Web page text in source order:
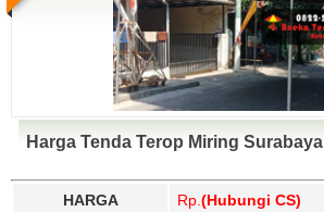
Harga Tenda Terop Miring Surabaya
HARGA Rp. (Hubungi CS)